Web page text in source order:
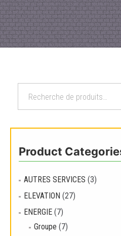
pour :
Product
AUTRES SERVICES (3)
ELEVATION (27)
ENERGIE (7)
Groupe (7)